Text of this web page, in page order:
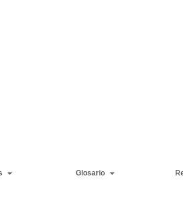
Glosario